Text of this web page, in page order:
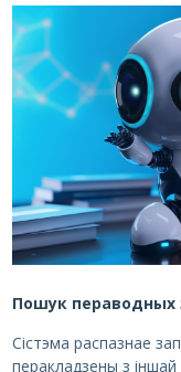
Пошук пераводных
Сістэма распазнае
перакладзены з